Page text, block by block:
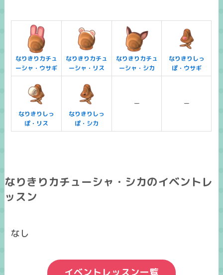
なりきりカチュ
ーシャ・ウサギ
なりきりカチュ
ーシャ・リス
なりきりカチュ
ーシャ・シカ
なりきりしっ
ぽ・ウサギ
なりきりしっ
ぽ・リス
なりきりしっ
ぽ・シカ
ー ー
なりきりカチューシャ・シカのイベントレ
ッスン
なし
イベントレッスン一覧